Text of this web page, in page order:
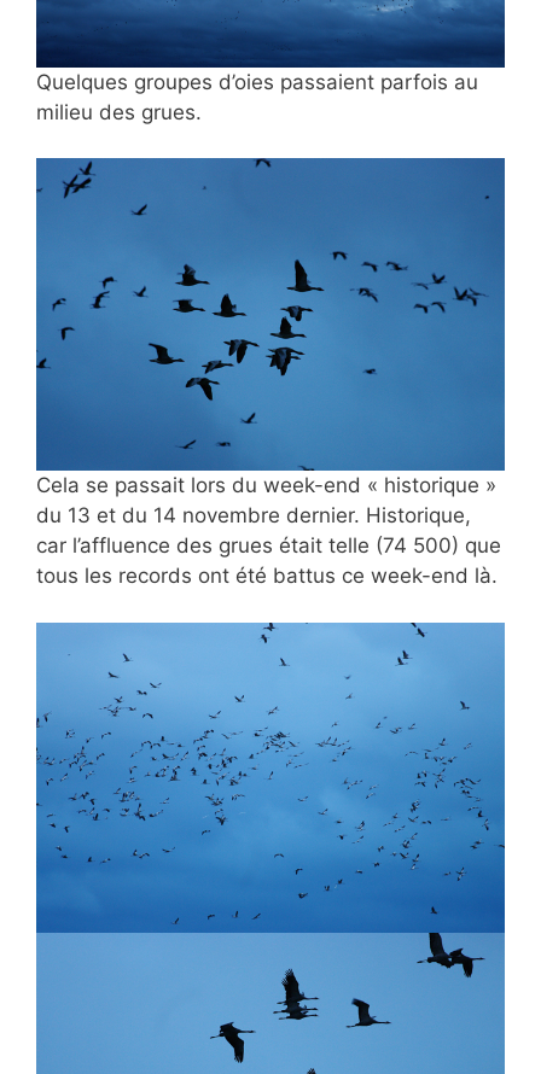
Quelques groupes d’oies passaient parfois au
milieu des grues.
Cela se passait lors du week-end « historique »
du 13 et du 14 novembre dernier. Historique,
car l’affluence des grues était telle (74 500) que
tous les records ont été battus ce week-end là.